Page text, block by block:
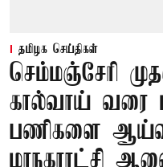
தமிழக செய்திகள்
செம்மஞ்சேரி
கால்வாய் வரை
பணிகளை
மாநகராட்சி